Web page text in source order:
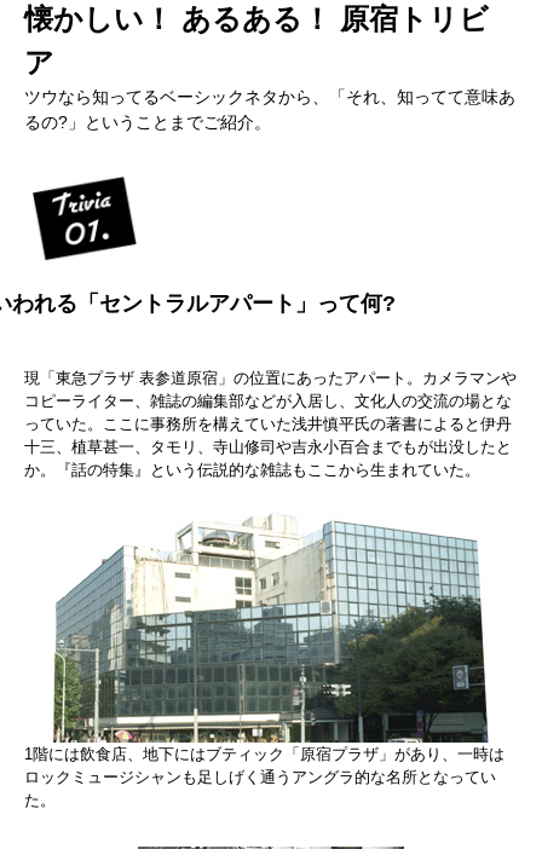
懐かしい！ あるある！ 原宿トリビ
ア
ツウなら知ってるベーシックネタから、「それ、知ってて意味あ
るの?」ということまでご紹介。
われる「セントラルアパート」って何?
現「東急プラザ 表参道原宿」の位置にあったアパート。カメラマンや
コピーライター、雑誌の編集部などが入居し、文化人の交流の場とな
っていた。ここに事務所を構えていた浅井慎平氏の著書によると伊丹
十三、植草甚一、タモリ、寺山修司や吉永小百合までもが出没したと
か。『話の特集』という伝説的な雑誌もここから生まれていた。
1階には飲食店、地下にはブティック「原宿プラザ」があり、一時は
ロックミュージシャンも足しげく通うアングラ的な名所となってい
た。